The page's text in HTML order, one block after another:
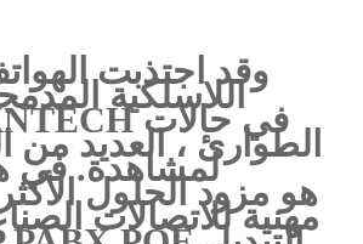
وقد اجتذبت
اللاسلكية
الطوارئ ، العديد من
لمشاهدة. في
مهنية للاتصالات